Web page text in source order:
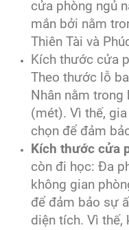
cửa phòng ngủ
mắn bởi nằm
Thiên Tài và
Kích thước cửa
Theo thước lỗ
Nhân nằm
(mét). Vì thế,
chọn để đảm
Kích thước cửa
còn đi học: Đa
không gian
để đảm bảo sự
diện tích. Vì